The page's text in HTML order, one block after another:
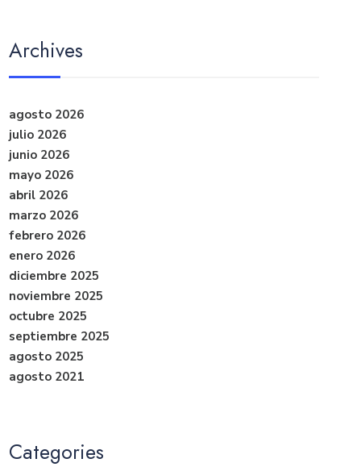
Archives
agosto 2026
julio 2026
junio 2026
mayo 2026
abril 2026
marzo 2026
febrero 2026
enero 2026
diciembre 2025
noviembre 2025
octubre 2025
septiembre 2025
agosto 2025
agosto 2021
Categories